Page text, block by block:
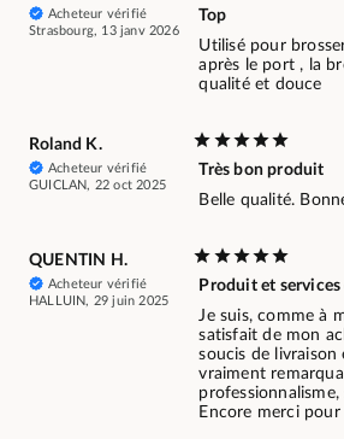
Acheteur vérifié
Strasbourg, 13 janv 2026
Top
Utilisé pour
après le port , la
qualité et douce
Roland K.
Acheteur vérifié
GUICLAN, 22 oct 2025
Très bon produit
Belle qualité.
QUENTIN H.
Acheteur vérifié
HALLUIN, 29 juin 2025
Produit et
Je suis, comme à
satisfait de mon
soucis de livraison
vraiment
Encore merci